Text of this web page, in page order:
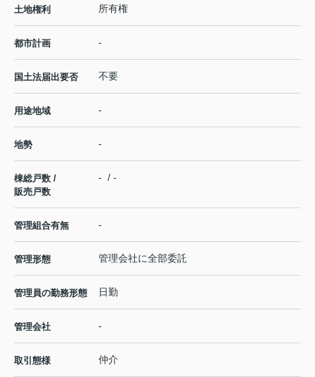
土地権利 所有権
都市計画 -
国土法届出要否 不要
用途地域 -
地勢 -
棟総戸数 /
販売戸数
- / -
管理組合有無 -
管理形態 管理会社に全部委託
管理員の勤務形態 日勤
管理会社 -
取引態様 仲介